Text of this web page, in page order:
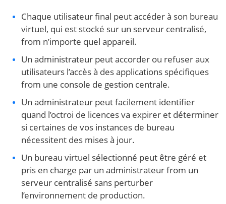
Chaque utilisateur final peut accéder à son bureau
virtuel, qui est stocké sur un serveur centralisé,
from n’importe quel appareil.
Un administrateur peut accorder ou refuser aux
utilisateurs l’accès à des applications spécifiques
from une console de gestion centrale.
Un administrateur peut facilement identifier
quand l’octroi de licences va expirer et déterminer
si certaines de vos instances de bureau
nécessitent des mises à jour.
Un bureau virtuel sélectionné peut être géré et
pris en charge par un administrateur from un
serveur centralisé sans perturber
l’environnement de production.